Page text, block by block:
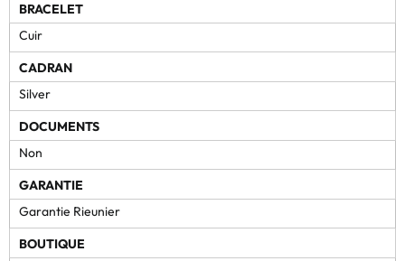
BRACELET
Cuir
CADRAN
Silver
DOCUMENTS
Non
GARANTIE
Garantie Rieunier
BOUTIQUE